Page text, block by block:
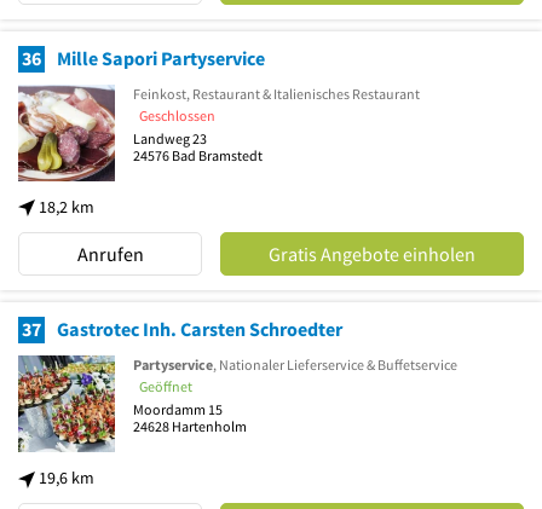
36 Mille Sapori Partyservice
18,2 km
Feinkost, Restaurant & Italienisches Restaurant
Geschlossen
Landweg 23
24576 Bad Bramstedt
Anrufen Gratis Angebote einholen
37 Gastrotec Inh. Carsten Schroedter
19,6 km
Partyservice, Nationaler Lieferservice & Buffetservice
Geöffnet
Moordamm 15
24628 Hartenholm